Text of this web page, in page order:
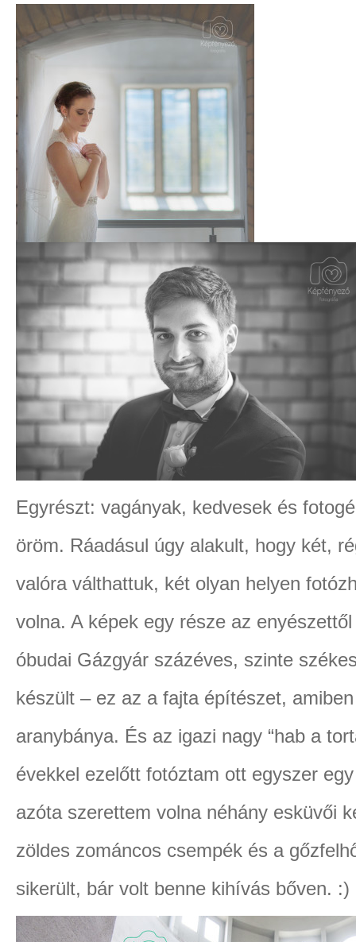
Egyrészt: vagányak, kedvesek és
öröm. Ráadásul úgy alakult, hogy két,
valóra válthattuk, két olyan helyen
volna. A képek egy része az
óbudai Gázgyár százéves, szinte
készült – ez az a fajta építészet,
aranybánya. És az igazi nagy “hab a
évekkel ezelőtt fotóztam ott egyszer
azóta szerettem volna néhány esküvői
zöldes zománcos csempék és a
sikerült, bár volt benne kihívás bőven. :)